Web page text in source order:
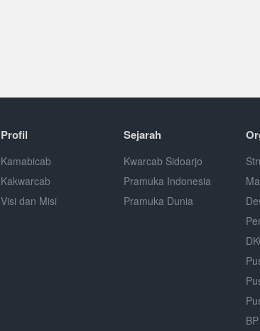
Profil
Kamabicab
Kakwarcab
Visi dan Misi
Sejarah
Kwarcab Sidoarjo
Pramuka Indonesia
Pramuka Dunia